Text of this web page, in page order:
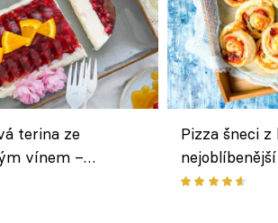
terina ze
vínem –
Pizza šneci